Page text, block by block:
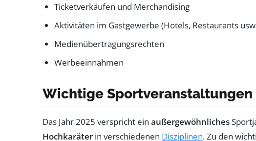
Ticketverkäufen und Merchandising
Aktivitäten im Gastgewerbe (Hotels, Restaurants
Medienübertragungsrechten
Werbeeinnahmen
Wichtige Sportveranstaltungen
Das Jahr 2025 verspricht ein außergewöhnliches
Hochkaräter in verschiedenen Disziplinen. Zu den